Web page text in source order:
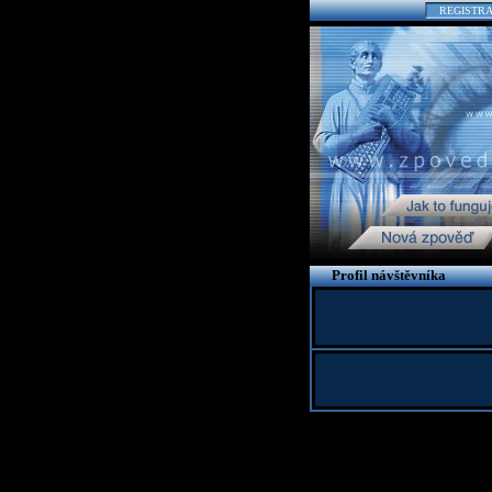
Profil návštěvníka